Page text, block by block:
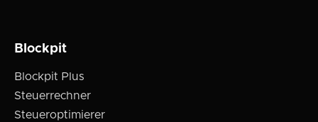
Blockpit
Blockpit Plus
Steuerrechner
Steueroptimierer